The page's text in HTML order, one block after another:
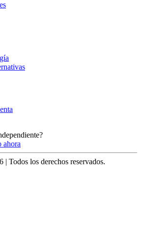
ahora
| Todos los derechos reservados.